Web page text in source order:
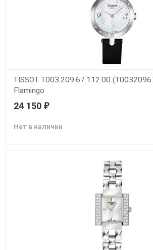
TISSOT T003.209.67.112.00
Flamingo
24 150 ₽
Нет в наличии